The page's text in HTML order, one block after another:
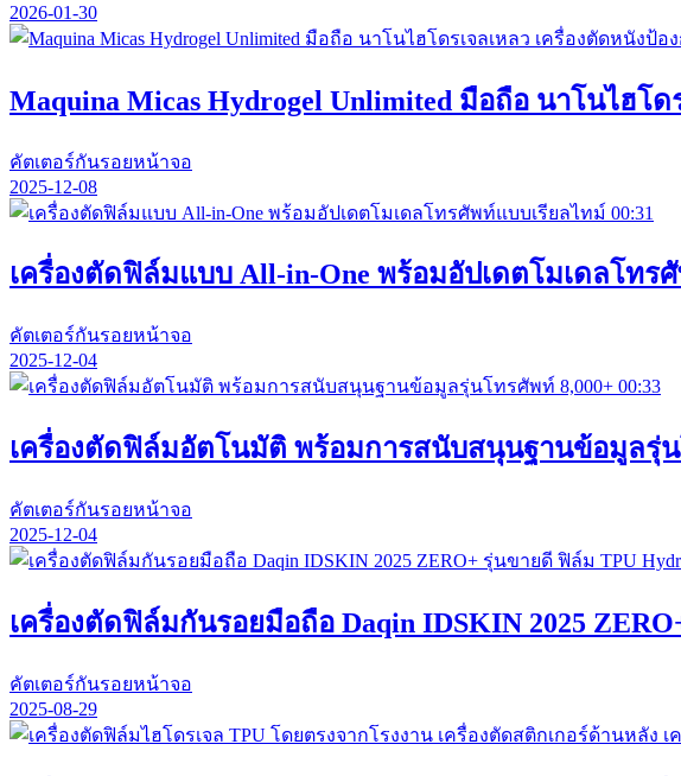
2026-01-30
Maquina Micas Hydrogel Unlimited มือถือ นาโนไฮโ
คัตเตอร์กันรอยหน้าจอ
2025-12-08
00:31
เครื่องตัดฟิล์มแบบ All-in-One พร้อมอัปเดตโมเดลโทร
คัตเตอร์กันรอยหน้าจอ
2025-12-04
00:33
เครื่องตัดฟิล์มอัตโนมัติ พร้อมการสนับสนุนฐานข้อมูลรุ่น
คัตเตอร์กันรอยหน้าจอ
2025-12-04
เครื่องตัดฟิล์มกันรอยมือถือ Daqin IDSKIN 2025
คัตเตอร์กันรอยหน้าจอ
2025-08-29